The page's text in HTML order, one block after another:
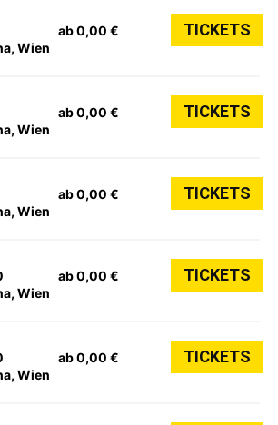
Wien
ab 0,00 € TICKETS
Wien
ab 0,00 € TICKETS
Wien
ab 0,00 € TICKETS
Wien
ab 0,00 € TICKETS
Wien
ab 0,00 € TICKETS